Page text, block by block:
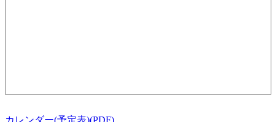
カレンダー(予定表)(PDF)